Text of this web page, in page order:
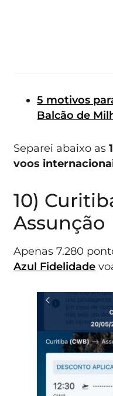
5 motivos
Balcão de
Separei abaixo as
voos
10)
Assunção
Apenas 7.280
Azul Fidelidade